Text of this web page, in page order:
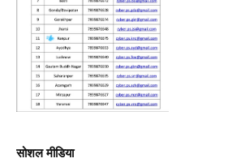
सोशल मीडिया